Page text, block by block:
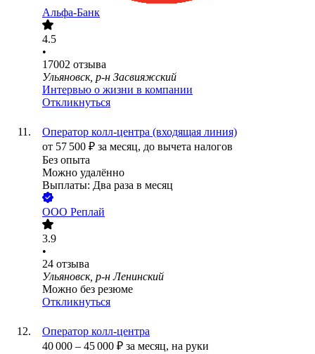
Альфа-Банк
4.5
•
17002 отзыва
Ульяновск, р-н Засвияжский
Интервью о жизни в компании
Откликнуться
Оператор колл-центра (входящая линия)
от 57 500 ₽ за месяц, до вычета налогов
Без опыта
Можно удалённо
Выплаты: Два раза в месяц
ООО Реплай
3.9
•
24 отзыва
Ульяновск, р-н Ленинский
Можно без резюме
Откликнуться
Оператор колл-центра
40 000 – 45 000 ₽ за месяц, на руки